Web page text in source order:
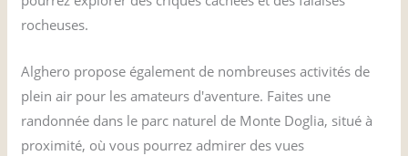
rocheuses.
Alghero propose également de nombreuses activités de
plein air pour les amateurs d'aventure. Faites une
randonnée dans le parc naturel de Monte Doglia, situé à
proximité, où vous pourrez admirer des vues